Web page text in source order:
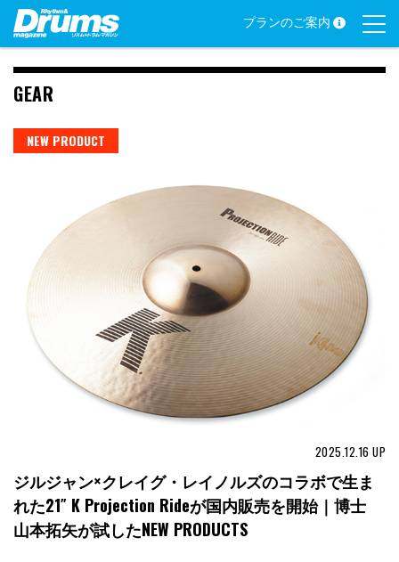
Skip
content
プランのご案内
GEAR
NEW PRODUCT
2025.12.16 UP
ジルジャン×クレイグ・レイノルズのコラボで生ま
れた21″ K Projection Rideが国内販売を開始｜博士
山本拓矢が試したNEW PRODUCTS